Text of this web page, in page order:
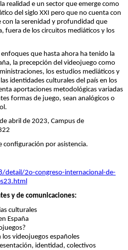
realidad e un sector que emerge como
del siglo XXI pero que no cuenta con
con la serenidad y profundidad que
fuera de los circuitos mediáticos y los
que hasta ahora ha tenido la
la precepción del videojuego como
los estudios mediáticos y
identidades culturales del país en los
aportaciones metodológicas variadas
formas de juego, sean analógicos o
abril de 2023, Campus de
configuración por asistencia.
2o-congreso-internacional-de-
y de comunicaciones:
culturales
España
videojuegos españoles
identidad, colectivos